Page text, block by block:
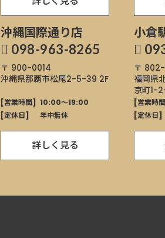
沖縄国際通り店
098-963-8265
〒 900-0014
沖縄県那覇市松尾2-5-39 2F
[営業時間] 10:00～19:00
[定休日]
年中無休
詳しく見る
小倉
〒
福岡県
京町1-
[営業時
[定休日]